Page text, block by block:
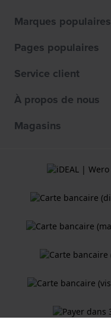
Marques populaires
Pages populaires
Service client
À propos de nous
Magasins